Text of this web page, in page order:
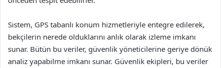
Sistem, GPS tabanlı konum hizmetleriyle entegre edilerek,
bekçilerin nerede olduklarını anlık olarak izleme imkanı
sunar. Bütün bu veriler, güvenlik yöneticilerine geriye dönük
analiz yapabilme imkanı sunar. Güvenlik ekipleri, bu veriler